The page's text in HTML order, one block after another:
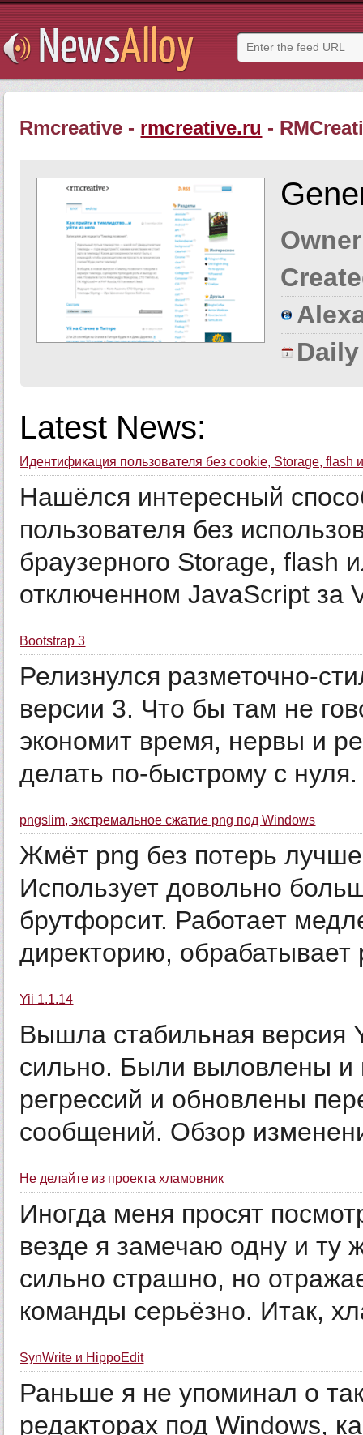
Rmcreative - rmcreative.ru -
Latest News:
Идентификация пользователя без cookie, Storage, flash
Нашёлся интересный
пользователя без
браузерного Storage, flash
отключенном JavaScript за
Bootstrap 3
Релизнулся разметочно-
версии 3. Что бы там не
экономит время, нервы и
делать по-быстрому с
pngslim, экстремальное сжатие png под Windows
Жмёт png без потерь
Использует довольно
брутфорсит. Работает
директорию, обрабатывает
Yii 1.1.14
Вышла стабильная версия
сильно. Были выловлены и
регрессий и обновлены
сообщений. Обзор
Не делайте из проекта хламовник
Иногда меня просят
везде я замечаю одну и ту
сильно страшно, но
команды серьёзно. Итак,
SynWrite и HippoEdit
Раньше я не упоминал о
редакторах под Windows,